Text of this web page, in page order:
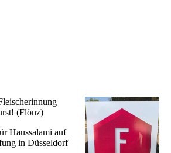
(Flönz)
Haussalami auf
in Düsseldorf